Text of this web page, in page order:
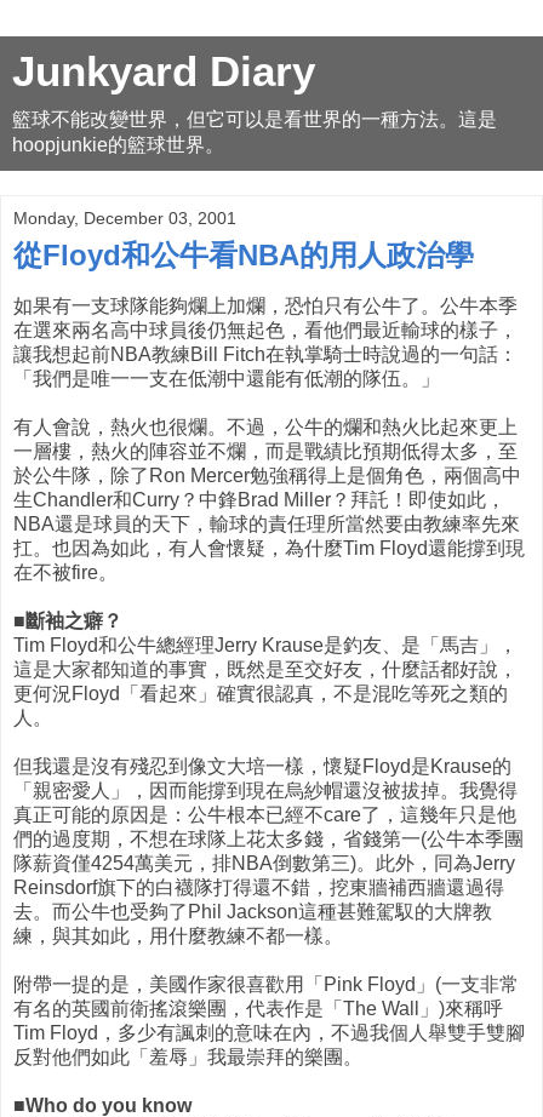
Junkyard Diary
籃球不能改變世界，但它可以是看世界的一種方法。這是
hoopjunkie的籃球世界。
Monday, December 03, 2001
從Floyd和公牛看NBA的用人政治學
如果有一支球隊能夠爛上加爛，恐怕只有公牛了。公牛本季
在選來兩名高中球員後仍無起色，看他們最近輸球的樣子，
讓我想起前NBA教練Bill Fitch在執掌騎士時說過的一句話：
「我們是唯一一支在低潮中還能有低潮的隊伍。」
有人會說，熱火也很爛。不過，公牛的爛和熱火比起來更上
一層樓，熱火的陣容並不爛，而是戰績比預期低得太多，至
於公牛隊，除了Ron Mercer勉強稱得上是個角色，兩個高中
生Chandler和Curry？中鋒Brad Miller？拜託！即使如此，
NBA還是球員的天下，輸球的責任理所當然要由教練率先來
扛。也因為如此，有人會懷疑，為什麼Tim Floyd還能撐到現
在不被fire。
■斷袖之癖？
Tim Floyd和公牛總經理Jerry Krause是釣友、是「馬吉」，
這是大家都知道的事實，既然是至交好友，什麼話都好說，
更何況Floyd「看起來」確實很認真，不是混吃等死之類的
人。
但我還是沒有殘忍到像文大培一樣，懷疑Floyd是Krause的
「親密愛人」，因而能撐到現在烏紗帽還沒被拔掉。我覺得
真正可能的原因是：公牛根本已經不care了，這幾年只是他
們的過度期，不想在球隊上花太多錢，省錢第一(公牛本季團
隊薪資僅4254萬美元，排NBA倒數第三)。此外，同為Jerry
Reinsdorf旗下的白襪隊打得還不錯，挖東牆補西牆還過得
去。而公牛也受夠了Phil Jackson這種甚難駕馭的大牌教
練，與其如此，用什麼教練不都一樣。
附帶一提的是，美國作家很喜歡用「Pink Floyd」(一支非常
有名的英國前衛搖滾樂團，代表作是「The Wall」)來稱呼
Tim Floyd，多少有諷刺的意味在內，不過我個人舉雙手雙腳
反對他們如此「羞辱」我最崇拜的樂團。
■Who do you know